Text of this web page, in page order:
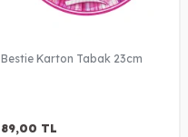
Bestie Karton Tabak 23cm
89,00 TL